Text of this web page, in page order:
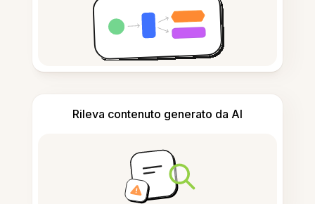
Rileva contenuto generato da AI